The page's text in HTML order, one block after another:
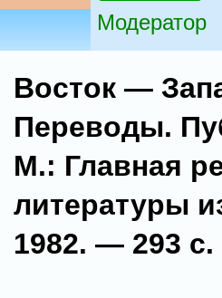
Модератор
Восток —
Переводы.
М.: Главная
литературы
1982. — 293 с.